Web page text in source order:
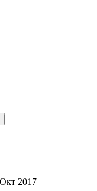
2017